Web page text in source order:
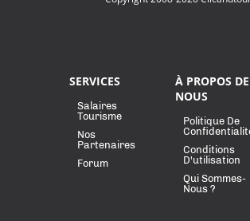
SERVICES
Salaires
Tourisme
Nos
Partenaires
Forum
À PROPOS DE
NOUS
Politique De
Conditions
D'utilisation
Qui Sommes-
Nous ?